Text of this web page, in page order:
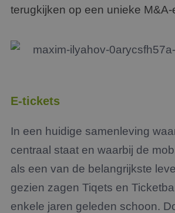
terugkijken op een unieke M&A-
E-tickets
In een huidige samenleving
centraal staat en waarbij de
als een van de belangrijkste
gezien zagen Tiqets en
enkele jaren geleden schoon.